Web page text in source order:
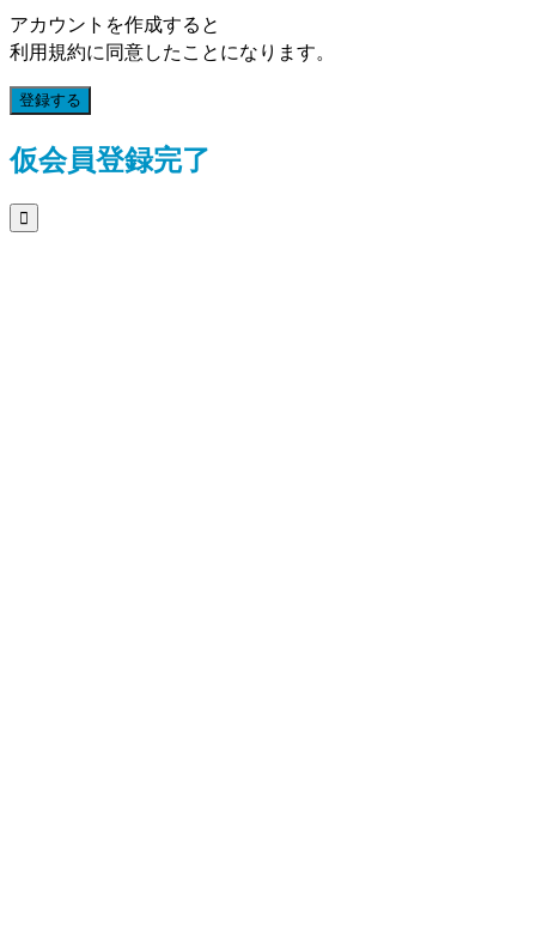
アカウントを作成すると
利用規約に同意したことになります。
登録する
仮会員登録完了
